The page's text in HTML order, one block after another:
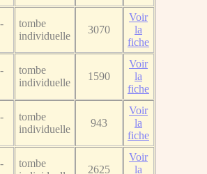
tombe
individuelle
3070
Voir
la
fiche
tombe
individuelle
1590
Voir
la
fiche
tombe
individuelle
943
Voir
la
fiche
tombe
2625
Voir
la